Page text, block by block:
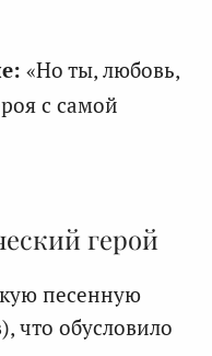
«Но ты, любовь,
с самой
герой
песенную
что обусловило